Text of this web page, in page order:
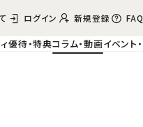
ログイン 新規登録 FAQ
優待・特典コラム・動画イベント・